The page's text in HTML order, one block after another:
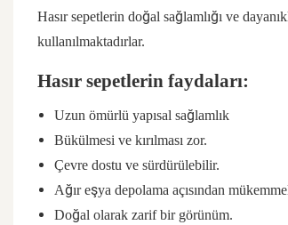
Hasır sepetlerin doğal sağlamlığı ve
kullanılmaktadırlar.
Hasır sepetlerin faydaları:
Uzun ömürlü yapısal sağlamlık
Bükülmesi ve kırılması zor.
Çevre dostu ve sürdürülebilir.
Ağır eşya depolama açısından
Doğal olarak zarif bir görünüm.